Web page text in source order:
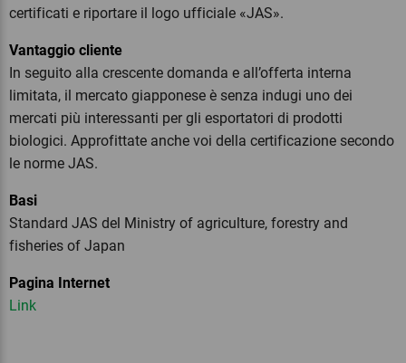
certificati e riportare il logo ufficiale «JAS».
Vantaggio cliente
In seguito alla crescente domanda e all’offerta interna
limitata, il mercato giapponese è senza indugi uno dei
mercati più interessanti per gli esportatori di prodotti
biologici. Approfittate anche voi della certificazione secondo
le norme JAS.
Basi
Standard JAS del Ministry of agriculture, forestry and
fisheries of Japan
Pagina Internet
Link